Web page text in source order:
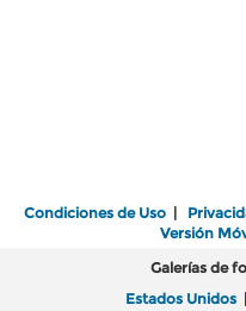
Condiciones de Uso |
Versión
Galerías de
Estados Unidos